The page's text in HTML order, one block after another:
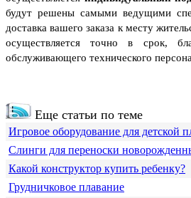
будут решены самыми ведущими
доставка вашего заказа к месту
осуществляется точно в срок,
обслуживающего технического
Еще статьи по теме
Игровое оборудование для детской
Слинги для переноски
Какой конструктор купить ребенку?
Грудничковое плавание